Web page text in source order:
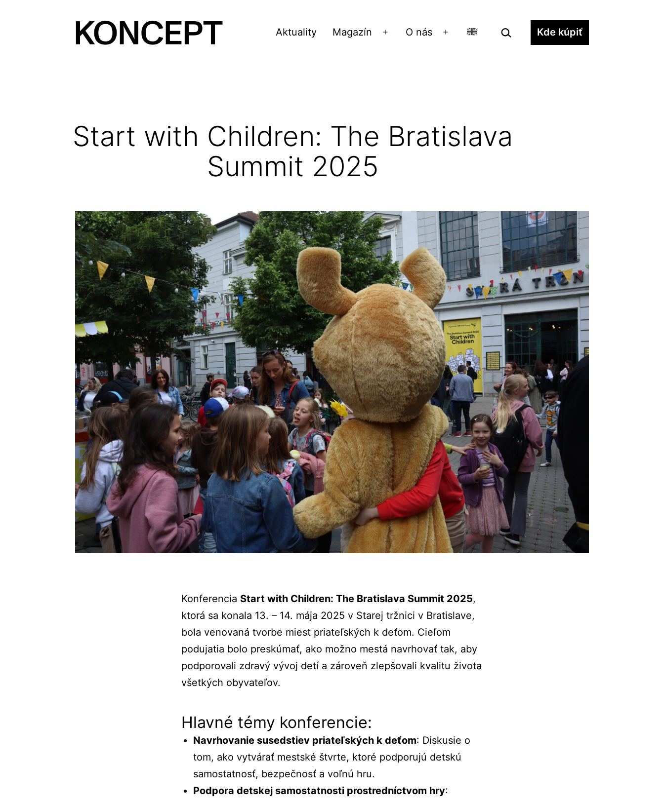
Aktuality Magazín
Otvoriť
O nás
Otvoriť
Hľadať… Kde kúpiť
Start with Children: The Bratislava
Summit 2025
Konferencia Start with Children: The Bratislava Summit 2025,
ktorá sa konala 13. – 14. mája 2025 v Starej tržnici v Bratislave,
bola venovaná tvorbe miest priateľských k deťom. Cieľom
podujatia bolo preskúmať, ako možno mestá navrhovať tak, aby
podporovali zdravý vývoj detí a zároveň zlepšovali kvalitu života
všetkých obyvateľov.
Hlavné témy konferencie:
Navrhovanie susedstiev priateľských k deťom: Diskusie o
tom, ako vytvárať mestské štvrte, ktoré podporujú detskú
samostatnosť, bezpečnosť a voľnú hru.
Podpora detskej samostatnosti prostredníctvom hry: